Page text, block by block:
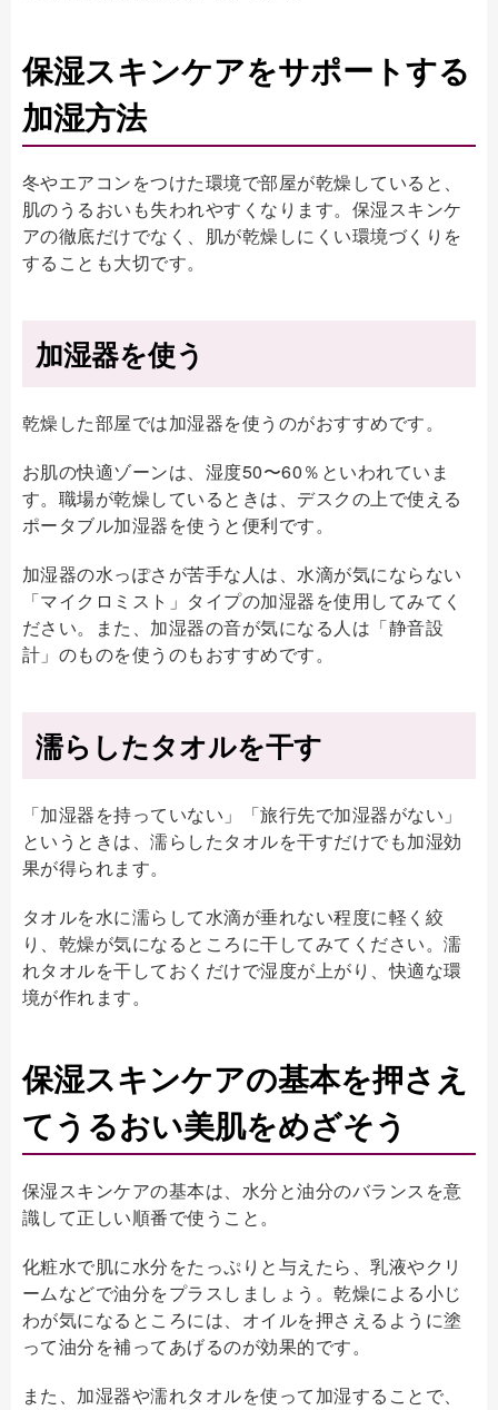
保湿スキンケアをサポートする
加湿方法
冬やエアコンをつけた環境で部屋が乾燥していると、
肌のうるおいも失われやすくなります。保湿スキンケ
アの徹底だけでなく、肌が乾燥しにくい環境づくりを
することも大切です。
加湿器を使う
乾燥した部屋では加湿器を使うのがおすすめです。
お肌の快適ゾーンは、湿度50〜60％といわれていま
す。職場が乾燥しているときは、デスクの上で使える
ポータブル加湿器を使うと便利です。
加湿器の水っぽさが苦手な人は、水滴が気にならない
「マイクロミスト」タイプの加湿器を使用してみてく
ださい。また、加湿器の音が気になる人は「静音設
計」のものを使うのもおすすめです。
濡らしたタオルを干す
「加湿器を持っていない」「旅行先で加湿器がない」
というときは、濡らしたタオルを干すだけでも加湿効
果が得られます。
タオルを水に濡らして水滴が垂れない程度に軽く絞
り、乾燥が気になるところに干してみてください。濡
れタオルを干しておくだけで湿度が上がり、快適な環
境が作れます。
保湿スキンケアの基本を押さえ
てうるおい美肌をめざそう
保湿スキンケアの基本は、水分と油分のバランスを意
識して正しい順番で使うこと。
化粧水で肌に水分をたっぷりと与えたら、乳液やクリ
ームなどで油分をプラスしましょう。乾燥による小じ
わが気になるところには、オイルを押さえるように塗
って油分を補ってあげるのが効果的です。
また、加湿器や濡れタオルを使って加湿することで、